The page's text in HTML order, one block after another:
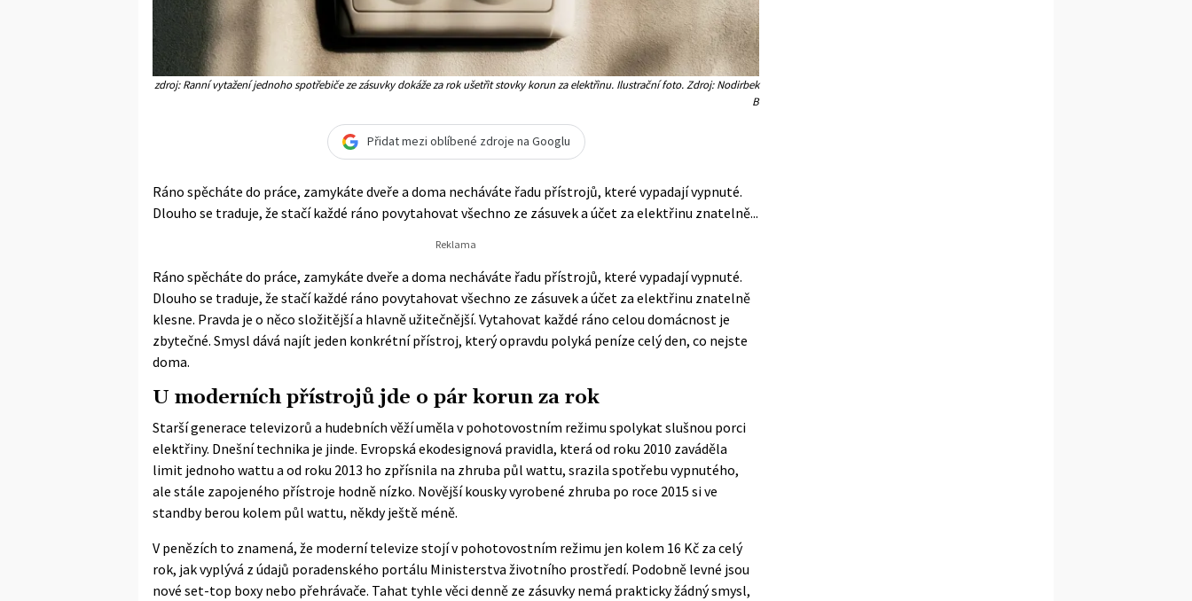
zdroj: Ranní vytažení jednoho spotřebiče ze zásuvky dokáže za rok ušetřit stovky korun za elektřinu. Ilustrační foto. Zdroj: Nodirbek
B
Přidat mezi oblíbené zdroje na Googlu
Ráno spěcháte do práce, zamykáte dveře a doma necháváte řadu přístrojů, které vypadají vypnuté.
Dlouho se traduje, že stačí každé ráno povytahovat všechno ze zásuvek a účet za elektřinu znatelně...
Ráno spěcháte do práce, zamykáte dveře a doma necháváte řadu přístrojů, které vypadají vypnuté.
Dlouho se traduje, že stačí každé ráno povytahovat všechno ze zásuvek a účet za elektřinu znatelně
klesne. Pravda je o něco složitější a hlavně užitečnější. Vytahovat každé ráno celou domácnost je
zbytečné. Smysl dává najít jeden konkrétní přístroj, který opravdu polyká peníze celý den, co nejste
doma.
U moderních přístrojů jde o pár korun za rok
Starší generace televizorů a hudebních věží uměla v pohotovostním režimu spolykat slušnou porci
elektřiny. Dnešní technika je jinde. Evropská ekodesignová pravidla, která od roku 2010 zaváděla
limit jednoho wattu a od roku 2013 ho zpřísnila na zhruba půl wattu, srazila spotřebu vypnutého,
ale stále zapojeného přístroje hodně nízko. Novější kousky vyrobené zhruba po roce 2015 si ve
standby berou kolem půl wattu, někdy ještě méně.
V penězích to znamená, že moderní televize stojí v pohotovostním režimu jen kolem 16 Kč za celý
rok, jak vyplývá z údajů poradenského portálu Ministerstva životního prostředí. Podobně levné jsou
nové set-top boxy nebo přehrávače. Tahat tyhle věci denně ze zásuvky nemá prakticky žádný smysl,